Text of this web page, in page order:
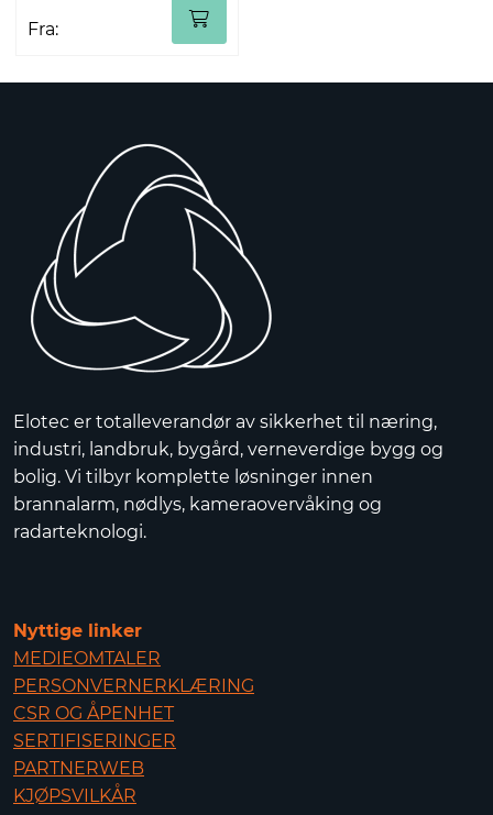
Fra:
Elotec er totalleverandør av sikkerhet til næring,
industri, landbruk, bygård, verneverdige bygg og
bolig. Vi tilbyr komplette løsninger innen
brannalarm, nødlys, kameraovervåking og
radarteknologi.
Nyttige linker
MEDIEOMTALER
PERSONVERNERKLÆRING
CSR OG ÅPENHET
SERTIFISERINGER
PARTNERWEB
KJØPSVILKÅR